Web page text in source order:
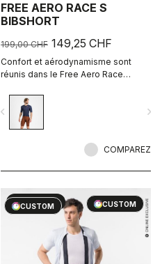
FREE AERO RACE S
BIBSHORT
199,00 CHF 149,25 CHF
Confort et aérodynamisme sont
réunis dans le Free Aero Race
confortable à ce jour.
navigate_before
COMPAREZ
CUSTOM
sell20% OFF
CUSTOM